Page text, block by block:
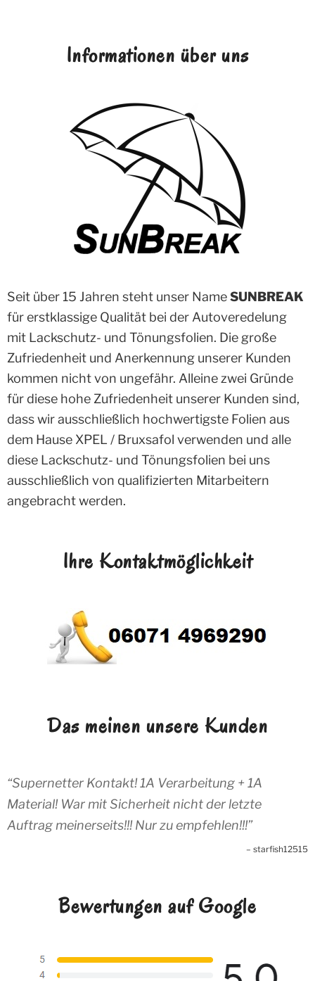
Informationen über uns
Seit über 15 Jahren steht unser NameSUNBREAK
für erstklassige Qualität bei der Autoveredelung
mit Lackschutz- und Tönungsfolien. Die große
Zufriedenheit und Anerkennung unserer Kunden
kommen nicht von ungefähr. Alleine zwei Gründe
für diese hohe Zufriedenheit unserer Kunden sind,
dass wir ausschließlich hochwertigste Folien aus
dem Hause XPEL / Bruxsafol verwenden und alle
diese Lackschutz- und Tönungsfolien bei uns
ausschließlich von qualifizierten Mitarbeitern
angebracht werden.
Ihre Kontaktmöglichkeit
Das meinen unsere Kunden
Supernetter Kontakt! 1A Verarbeitung + 1A
Material! War mit Sicherheit nicht der letzte
Auftrag meinerseits!!! Nur zu empfehlen!!!
starfish12515
Bewertungen auf Google